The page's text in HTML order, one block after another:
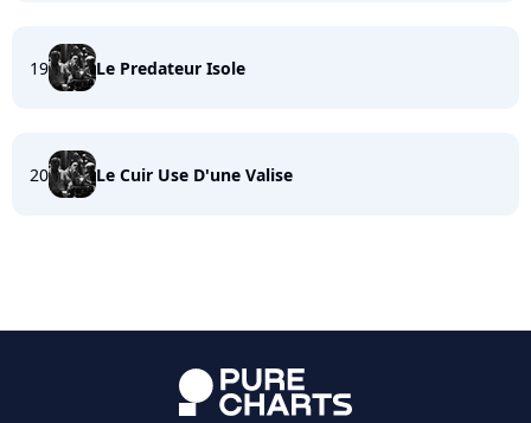
19 Le Predateur Isole
20 Le Cuir Use D'une Valise